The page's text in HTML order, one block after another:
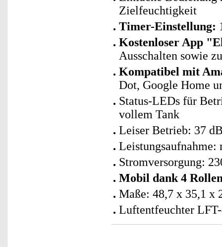
Zielfeuchtigkeit
Timer-Einstellung:
Kostenloser App
Ausschalten sowie
Kompatibel mit
Dot, Google Home
Status-LEDs für
vollem Tank
Leiser Betrieb: 37
Leistungsaufnahme:
Stromversorgung:
Mobil dank 4
Maße: 48,7 x 35,1 x
Luftentfeuchter